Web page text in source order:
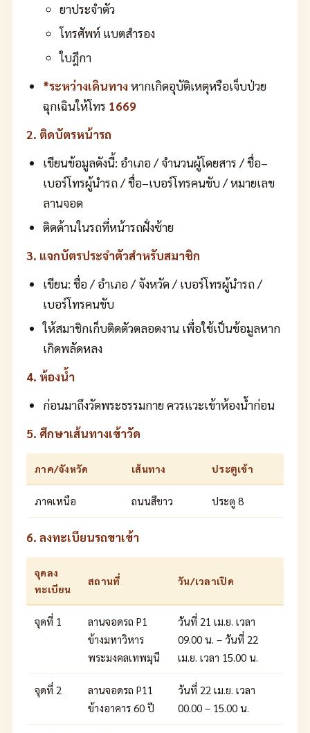
ยาประจำตัว
โทรศัพท์ แบตสำรอง
ใบฎีกา
*ระหว่างเดินทางหากเกิดอุบัติเหตุหรือเจ็บป่วย
ฉุกเฉินให้โทร 1669
2. ติดบัตรหน้ารถ
เขียนข้อมูลดังนี้: อำเภอ / จำนวนผู้โดยสาร / ชื่อ–
เบอร์โทรผู้นำรถ / ชื่อ–เบอร์โทรคนขับ / หมายเลข
ลานจอด
ติดด้านในรถที่หน้ารถฝั่งซ้าย
3. แจกบัตรประจำตัวสำหรับสมาชิก
เขียน: ชื่อ / อำเภอ / จังหวัด / เบอร์โทรผู้นำรถ /
เบอร์โทรคนขับ
ให้สมาชิกเก็บติดตัวตลอดงาน เพื่อใช้เป็นข้อมูลหาก
เกิดพลัดหลง
4. ห้องน้ำ
ก่อนมาถึงวัดพระธรรมกาย ควรแวะเข้าห้องน้ำก่อน
5. ศึกษาเส้นทางเข้าวัด
ภาค/จังหวัด เส้นทาง ประตูเข้า
ภาคเหนือ ถนนสีขาว ประตู 8
6. ลงทะเบียนรถขาเข้า
จุดลง
ทะเบียน
สถานที่ วัน/เวลาเปิด
จุดที่ 1
ลานจอดรถ P1
ข้างมหาวิหาร
พระมงคลเทพมุนี
วันที่ 21 เม.ย. เวลา
09.00 น. – วันที่ 22
เม.ย. เวลา 15.00 น.
จุดที่ 2
ลานจอดรถ P11
ข้างอาคาร 60 ปี
วันที่ 22 เม.ย. เวลา
00.00 – 15.00 น.